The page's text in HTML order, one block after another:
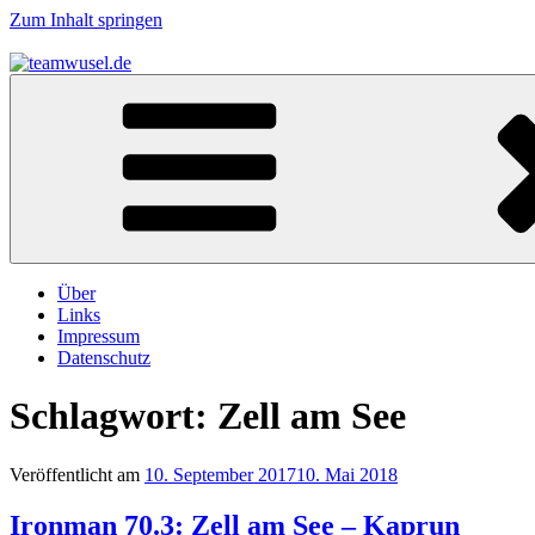
Zum Inhalt springen
das V steht für Wusel…
Über
Links
Impressum
Datenschutz
Schlagwort: Zell am See
Veröffentlicht am 10. September 201710. Mai 2018
Ironman 70.3: Zell am See – Kaprun